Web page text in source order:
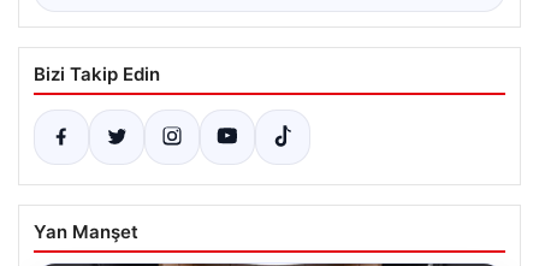
Bizi Takip Edin
Yan Manşet